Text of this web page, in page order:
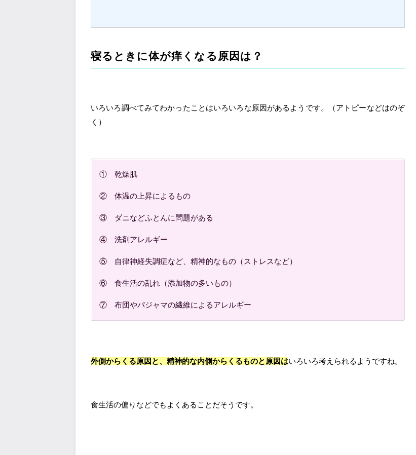
寝るときに体が痒くなる原因は？
いろいろ調べてみてわかったことはいろいろな原因があるようです。（アトピーなどはのぞ
く）
① 乾燥肌
② 体温の上昇によるもの
③ ダニなどふとんに問題がある
④ 洗剤アレルギー
⑤ 自律神経失調症など、精神的なもの（ストレスなど）
⑥ 食生活の乱れ（添加物の多いもの）
⑦ 布団やパジャマの繊維によるアレルギー
外側からくる原因と、精神的な内側からくるものと原因はいろいろ考えられるようですね。
食生活の偏りなどでもよくあることだそうです。